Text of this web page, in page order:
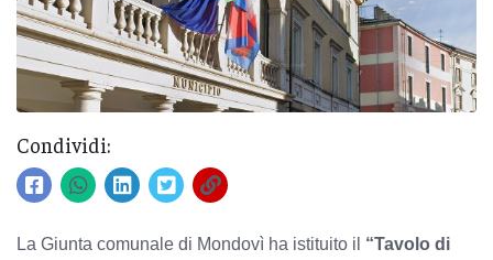
Condividi:
La Giunta comunale di Mondovì ha istituito il “Tavolo di